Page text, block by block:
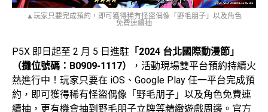
▲玩家只要完成預約，即可獲得稀有怪盜偶像「野毛朋子」以及角色
免費連續抽
P5X 即日起至 2 月 5 日進駐 「2024 台北國際動漫節」
（攤位號碼：B0909-1117）
，活動現場雙平台預約持續火
熱進行中！玩家只要在 iOS、Google Play 任一平台完成預
約，即可獲得稀有怪盜偶像「野毛朋子」以及角色免費連
續抽，更有機會抽到野毛朋子立牌等精緻遊戲周邊。官方